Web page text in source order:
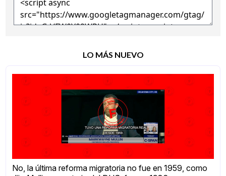
LO MÁS NUEVO
No, la última reforma migratoria no fue en 1959, como